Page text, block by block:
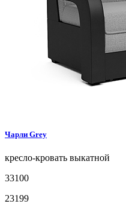
Чарли Grey
кресло-кровать выкатной
33100
23199